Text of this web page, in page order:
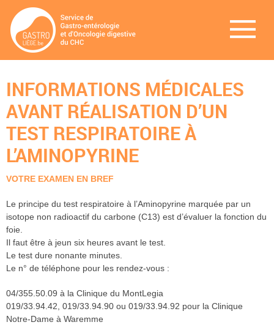
INFORMATIONS MÉDICALES
AVANT RÉALISATION D’UN
TEST RESPIRATOIRE À
L’AMINOPYRINE
VOTRE EXAMEN EN BREF
Le principe du test respiratoire à l’Aminopyrine marquée par un
isotope non radioactif du carbone (C13) est d’évaluer la fonction du
foie.
Il faut être à jeun six heures avant le test.
Le test dure nonante minutes.
Le n° de téléphone pour les rendez-vous :
04/355.50.09 à la Clinique du MontLegia
019/33.94.42, 019/33.94.90 ou 019/33.94.92 pour la Clinique
Notre-Dame à Waremme